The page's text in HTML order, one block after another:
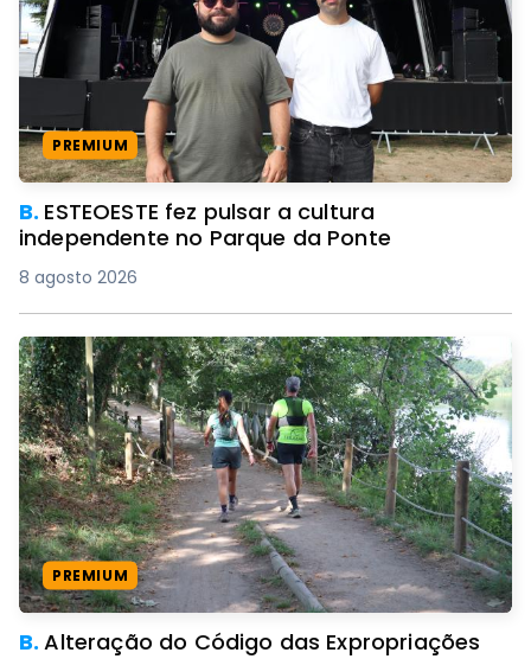
PREMIUM
B. ESTEOESTE fez pulsar a cultura
independente no Parque da Ponte
8 agosto 2026
PREMIUM
B.Alteração do Código das Expropriações